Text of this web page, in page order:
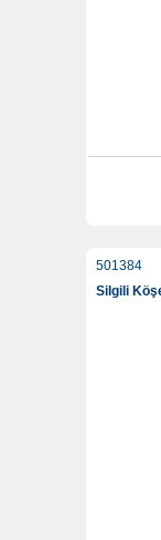
501384
Silgili